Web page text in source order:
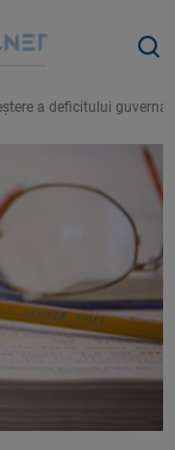
a deficitului